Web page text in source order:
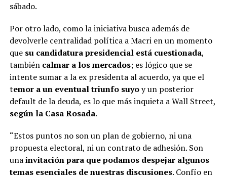
sábado.
Por otro lado, como la iniciativa busca además de
devolverle centralidad política a Macri en un momento
que su candidatura presidencial está cuestionada,
también calmar a los mercados; es lógico que se
intente sumar a la ex presidenta al acuerdo, ya que el
temor a un eventual triunfo suyoy un posterior
default de la deuda, es lo que más inquieta a Wall Street,
según la Casa Rosada.
“Estos puntos no son un plan de gobierno, ni una
propuesta electoral, ni un contrato de adhesión. Son
unainvitación para que podamos despejar algunos
temas esenciales de nuestras discusiones. Confío en